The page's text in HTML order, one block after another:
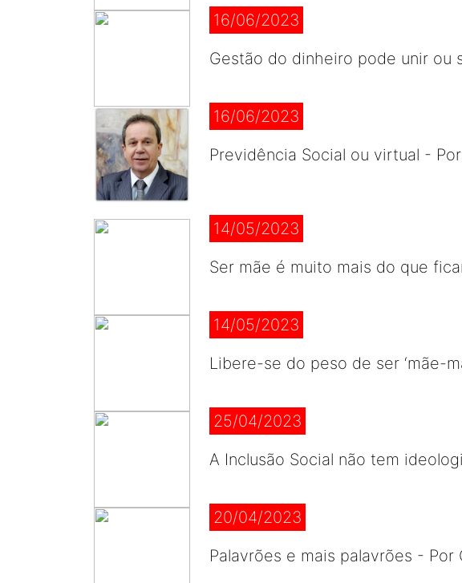
16/06/2023
Gestão do dinheiro pode unir ou
16/06/2023
Previdência Social ou virtual -
14/05/2023
Ser mãe é muito mais do que
14/05/2023
Libere-se do peso de ser ‘mãe-
25/04/2023
A Inclusão Social não tem
20/04/2023
Palavrões e mais palavrões -